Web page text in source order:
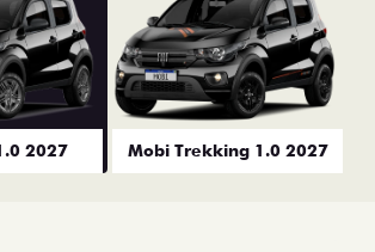
2027 Mobi Trekking 1.0 2027